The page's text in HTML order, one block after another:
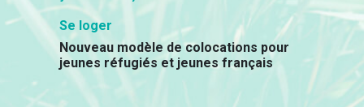
Se loger
Nouveau modèle de colocations pour
jeunes réfugiés et jeunes français